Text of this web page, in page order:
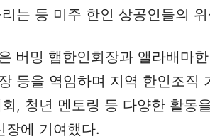
는 등 미주 한인 상공인들의
버밍 햄한인회장과 앨라배마
등을 역임하며 지역 한인조직
, 청년 멘토링 등 다양한 활동
장에 기여했다.